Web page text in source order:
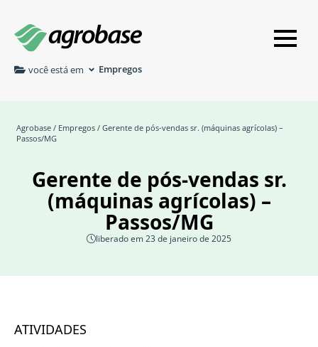
você está em Empregos
Agrobase / Empregos / Gerente de pós-vendas sr. (máquinas agrícolas) –
Passos/MG
Gerente de pós-vendas sr.
(máquinas agrícolas) –
Passos/MG
liberado em 23 de janeiro de 2025
ATIVIDADES